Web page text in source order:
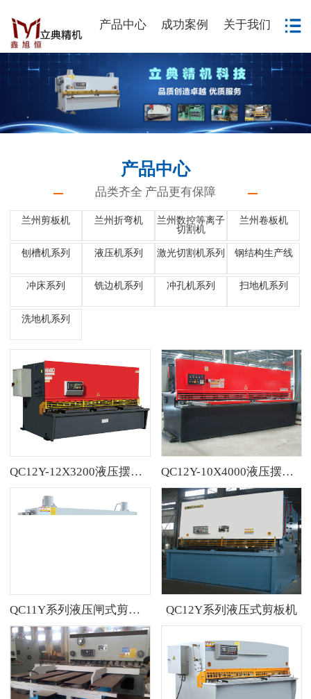
产品中心 成功案例 关于我们
产品中心
品类齐全 产品更有保障
兰州剪板机 兰州折弯机
兰州数控等离子
切割机
兰州卷板机
刨槽机系列 液压机系列 激光切割机系列 钢结构生产线
冲床系列 铣边机系列 冲孔机系列 扫地机系列
洗地机系列
QC12Y-12X3200液压摆式剪…… QC12Y-10X4000液压摆式剪……
QC11Y系列液压闸式剪板机 QC12Y系列液压式剪板机